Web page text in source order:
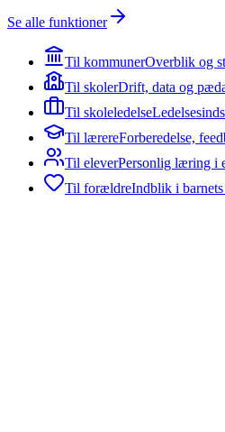
Se alle funktioner
Til kommunerOverblik og
Til skolerDrift, data og
Til skoleledelse
Til lærereForberedelse,
Til eleverPersonlig læring i
Til forældreIndblik i